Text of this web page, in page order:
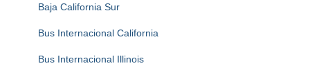
Baja California Sur
Bus Internacional California
Bus Internacional Illinois